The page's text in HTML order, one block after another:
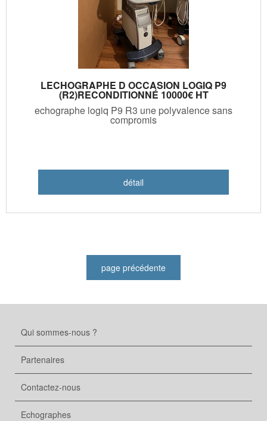
LECHOGRAPHE D OCCASION LOGIQ P9
(R2)RECONDITIONNÉ 10000€ HT
echographe logiq P9 R3 une polyvalence sans
compromis
Qui sommes-nous ?
Partenaires
Contactez-nous
Echographes